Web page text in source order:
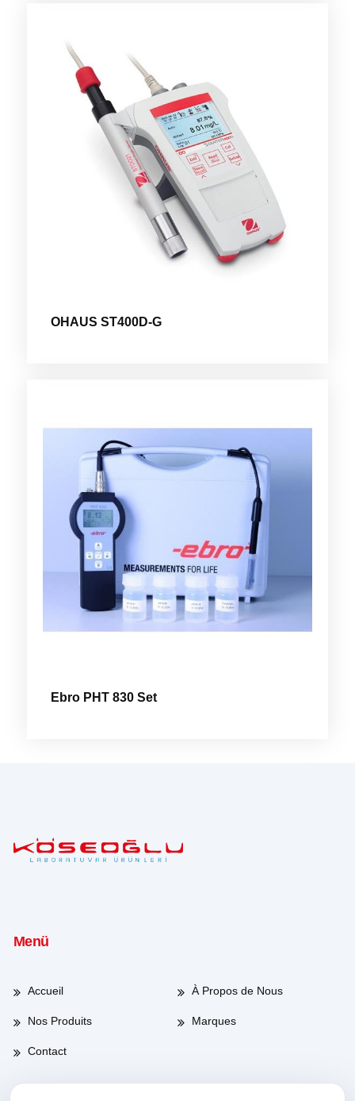
OHAUS ST400D-G
Ebro PHT 830 Set
Menü
Accueil À Propos de Nous
Nos Produits Marques
Contact